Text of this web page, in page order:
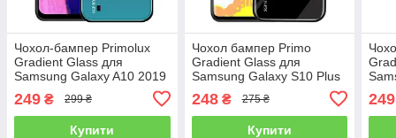
Чохол-бампер Primolux
Gradient Glass для
Samsung Galaxy A10 2019
249 ₴ 299 ₴
Купити
Чохол бампер Primo
Gradient Glass для
Samsung Galaxy S10 Plus
248₴ 275 ₴
Купити
249